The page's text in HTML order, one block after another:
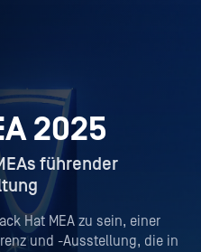
2025
führender
Hat MEA zu sein, einer
und -Ausstellung, die in